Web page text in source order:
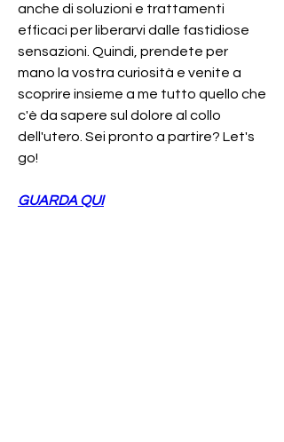
anche di soluzioni e trattamenti
efficaci per liberarvi dalle fastidiose
sensazioni. Quindi, prendete per
mano la vostra curiosità e venite a
scoprire insieme a me tutto quello che
c'è da sapere sul dolore al collo
dell'utero. Sei pronto a partire? Let's
go!
GUARDA QUI